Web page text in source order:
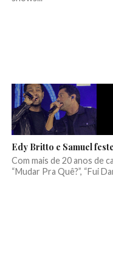
Edy Britto e Samuel
Com mais de 20 anos de
“Mudar Pra Quê?”, “Fui